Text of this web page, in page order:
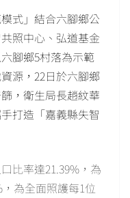
式」結合六腳鄉公
照中心、弘道基金
六腳鄉5村落為示範
源，22日於六腳鄉
，衛生局長趙紋華
打造「嘉義縣失智
比率達21.39%，為
為全面照護每1位